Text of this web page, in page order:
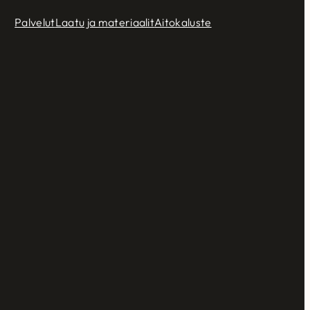
PalvelutLaatu ja materiaalitAitokaluste